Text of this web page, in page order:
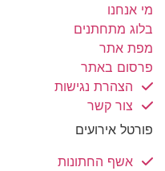
מי אנחנו
בלוג מתחתנים
מפת אתר
פרסום באתר
הצהרת נגישות
צור קשר
פורטל אירועים
אשף החתונות